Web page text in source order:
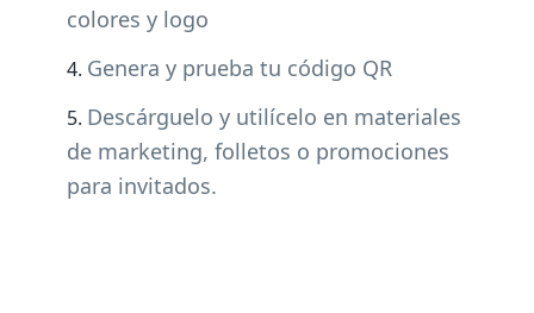
colores y logo
Genera y prueba tu código QR
Descárguelo y utilícelo en materiales
de marketing, folletos o promociones
para invitados.